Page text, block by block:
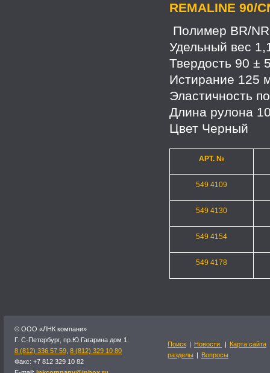
REMALINE 90/
Полимер BR/
Удельный вес
Твердость 90 ±
Истирание 125
Эластичность
Длина рулона
Цвет Черный
АРТ. №
549 4109
549 4130
549 4154
549 4178
© OOO «ЛНК компани»
Г. С-Петербург, пр.Ю.Гагарина дом 1.
8 (812) 336 57 59 8 (812) 329 10 80
Факс: +7 812 329 10 82
Поиск | Новости | Карта сайта
разделы | Вопросы